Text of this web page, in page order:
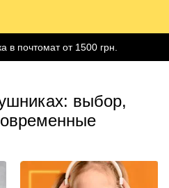
в почтомат от 1500 грн.
выбор,